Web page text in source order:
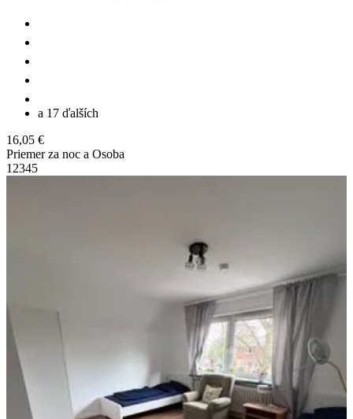
a 17 ďalších
16,05 €
Priemer za noc a Osoba
1 2345